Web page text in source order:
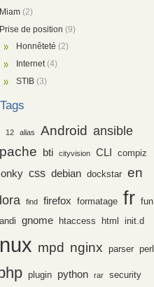
Miam (2)
Prise de position (9)
Honnêteté (2)
Internet (4)
STIB (3)
Tags
12 alias Android ansible
bti cityvision CLI compiz
css debian dockstar en
find firefox formatage fr fun
gnome htaccess html init.d
mpd nginx parser perl
plugin python rar security